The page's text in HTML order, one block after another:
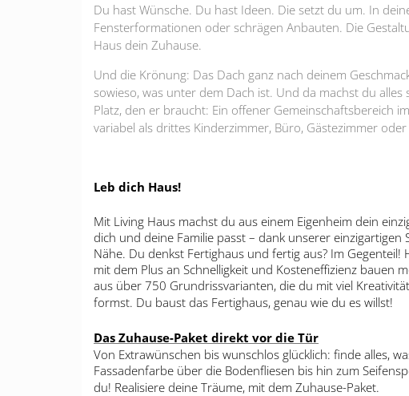
Du hast Wünsche. Du hast Ideen. Die setzt du um. In
Fensterformationen oder schrägen Anbauten. Die
Haus dein Zuhause.
Und die Krönung: Das Dach ganz nach deinem
sowieso, was unter dem Dach ist. Und da machst du
Platz, den er braucht: Ein offener Gemeinschaftsbereich
variabel als drittes Kinderzimmer, Büro, Gästezimmer
Leb dich Haus!
Mit Living Haus machst du aus einem Eigenheim dein
dich und deine Familie passt – dank unserer
Nähe. Du denkst Fertighaus und fertig aus? Im
mit dem Plus an Schnelligkeit und Kosteneffizienz bauen
aus über 750 Grundrissvarianten, die du mit viel
formst. Du baust das Fertighaus, genau wie du es willst!
Das Zuhause-Paket direkt vor die Tür
Von Extrawünschen bis wunschlos glücklich: finde alles,
Fassadenfarbe über die Bodenfliesen bis hin zum
du! Realisiere deine Träume, mit dem Zuhause-Paket.